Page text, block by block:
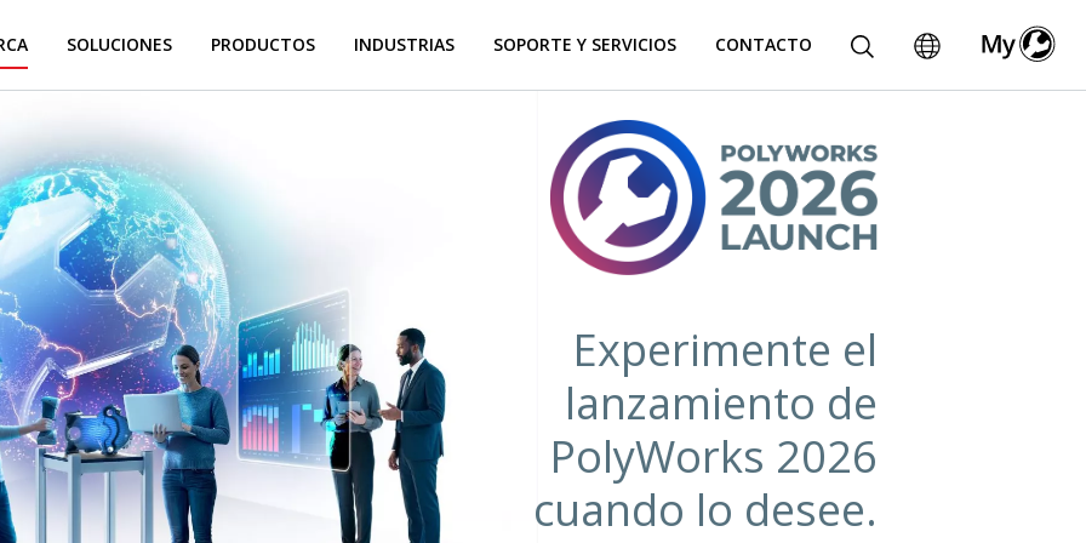
SOLUCIONES PRODUCTOS INDUSTRIAS SOPORTE Y SERVICIOS CONTACTO
Experimente el
lanzamiento de
PolyWorks 2026
cuando lo desee.